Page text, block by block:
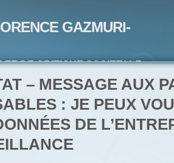
GAZMURI-
ET DE CRITIQUE SOCIETALE-
ET POETE-ECRIVAIN
– MESSAGE AUX
: JE PEUX
DE